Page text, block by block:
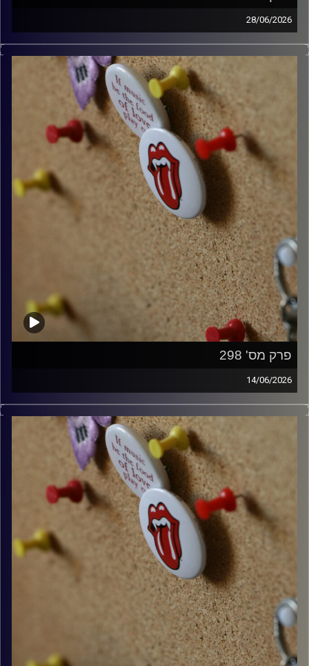
28/06/2026
קלאסיקות רוק עם אורן הוף.
włodi
פרק מס' 298
14/06/2026
קלאסיקות רוק עם אורן הוף.
włodi